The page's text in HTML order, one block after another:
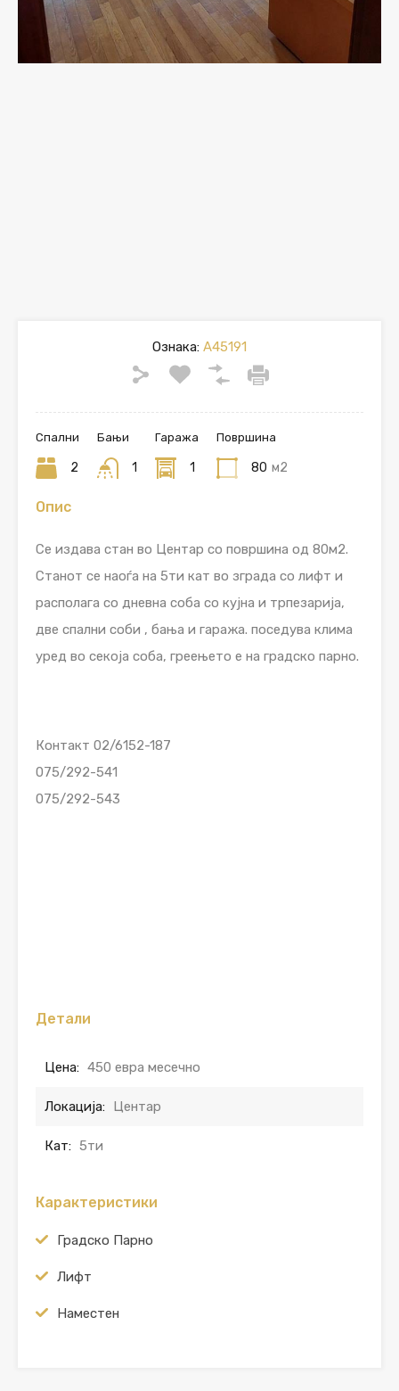
Previous
Ознака: A45191
Спални
2
Бањи
1
Гаража
1
Површина
80 м2
Опис
Се издава стан во Центар со површина од 80м2.
Станот се наоѓа на 5ти кат во зграда со лифт и
располага со дневна соба со кујна и трпезарија,
две спални соби , бања и гаража. поседува клима
уред во секоја соба, греењето е на градско парно.
Контакт 02/6152-187
075/292-541
075/292-543
Детали
Цена: 450 евра месечно
Локација: Центар
Кат: 5ти
Карактеристики
Градско Парно
Лифт
Наместен